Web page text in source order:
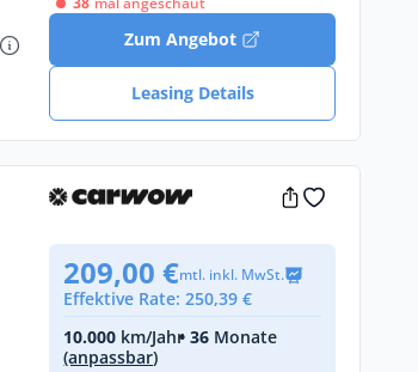
Zum Angebot
Leasing Details
209,00 €mtl. inkl. MwSt.
Effektive Rate: 250,39 €
10.000 km/Jahr• 36 Monate
(anpassbar)